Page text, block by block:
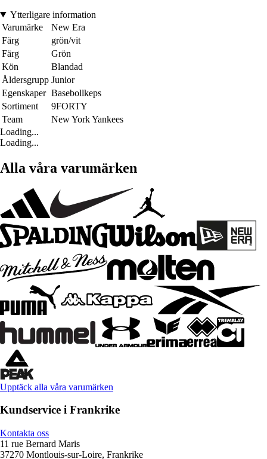
Ytterligare information
Varumärke
New Era
Färg
grön/vit
Färg
Grön
Kön
Blandad
Åldersgrupp Junior
Egenskaper Basebollkeps
Sortiment
9FORTY
Team
New York Yankees
Loading...
Loading...
Alla våra varumärken
Upptäck alla våra varumärken
Kundservice i Frankrike
Kontakta oss
11 rue Bernard Maris
37270 Montlouis-sur-Loire, Frankrike